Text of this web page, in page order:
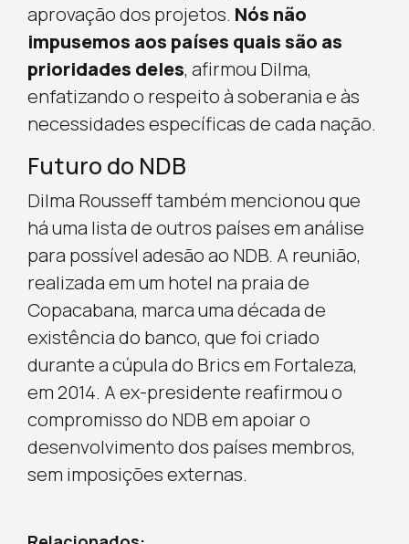
aprovação dos projetos. Nós não
impusemos aos países quais são as
prioridades deles, afirmou Dilma,
enfatizando o respeito à soberania e às
necessidades específicas de cada nação.
Futuro do NDB
Dilma Rousseff também mencionou que
há uma lista de outros países em análise
para possível adesão ao NDB. A reunião,
realizada em um hotel na praia de
Copacabana, marca uma década de
existência do banco, que foi criado
durante a cúpula do Brics em Fortaleza,
em 2014. A ex-presidente reafirmou o
compromisso do NDB em apoiar o
desenvolvimento dos países membros,
sem imposições externas.